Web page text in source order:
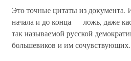
Это точные цитаты из
начала и до конца — ложь, даже
так называемой русской
большевиков и им сочувствующих.